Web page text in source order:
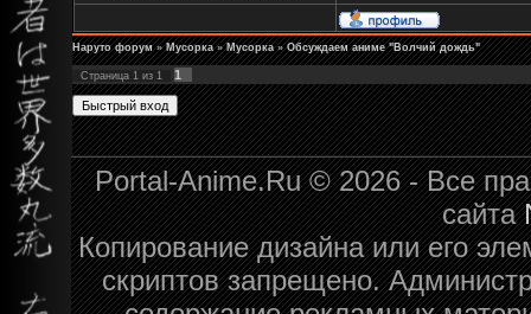
Наруто форум » Мусорка » Мусорка » Обсуждаем аниме "Волчий дождь"
Страница 1 из 1 1
Portal-Anime.Ru © 2026 - Все
сайта
Копирование дизайна или его
скриптов запрещено.